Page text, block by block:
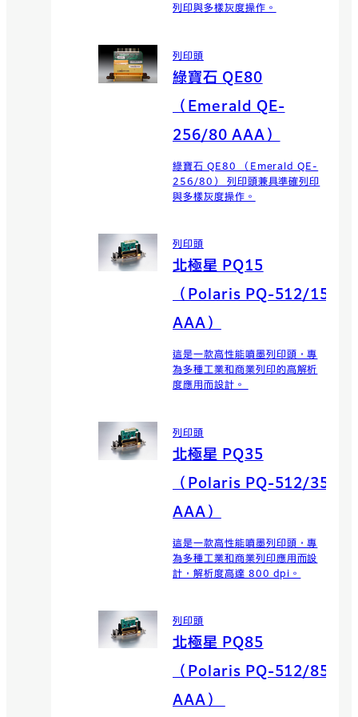
列印與多樣灰度操作。
列印頭
綠寶石 QE80
（Emerald QE-
256/80 AAA）
綠寶石 QE80 （Emerald QE-
256/80） 列印頭兼具準確列印
與多樣灰度操作。
列印頭
北極星 PQ15
（Polaris PQ-512/15
AAA）
這是一款高性能噴墨列印頭，專
為多種工業和商業列印的高解析
度應用而設計。
列印頭
北極星 PQ35
（Polaris PQ-512/35
AAA）
這是一款高性能噴墨列印頭，專
為多種工業和商業列印應用而設
計，解析度高達 800 dpi。
列印頭
北極星 PQ85
（Polaris PQ-512/85
AAA）